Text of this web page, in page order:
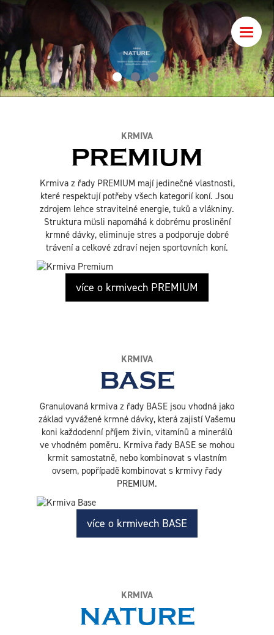
Toggle
KRMIVA
PREMIUM
Krmiva z řady PREMIUM mají jedinečné vlastnosti,
které respektují potřeby všech kategorií koní. Jsou
zdrojem lehce stravitelné energie, tuků a vlákniny.
Struktura müsli napomáhá k dobrému proslinění
krmné dávky, eliminuje stres a podporuje dobré
trávení a celkové zdraví nejen sportovních koní.
více o krmivech PREMIUM
KRMIVA
BASE
Granulovaná krmiva z řady BASE jsou vhodná jako
základ vyvážené krmné dávky, která zajistí Vašemu
koni každodenní příjem živin, vitamínů a minerálů
ve vhodném poměru. Krmiva řady BASE se mohou
krmit samostatně, nebo kombinovat s vlastním
ovsem, popřípadě kombinovat s krmivy řady
PREMIUM.
více o krmivech BASE
KRMIVA
NATURE